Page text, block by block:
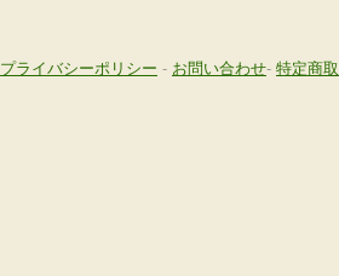
プライバシーポリシー - お問い合わせ- 特定商